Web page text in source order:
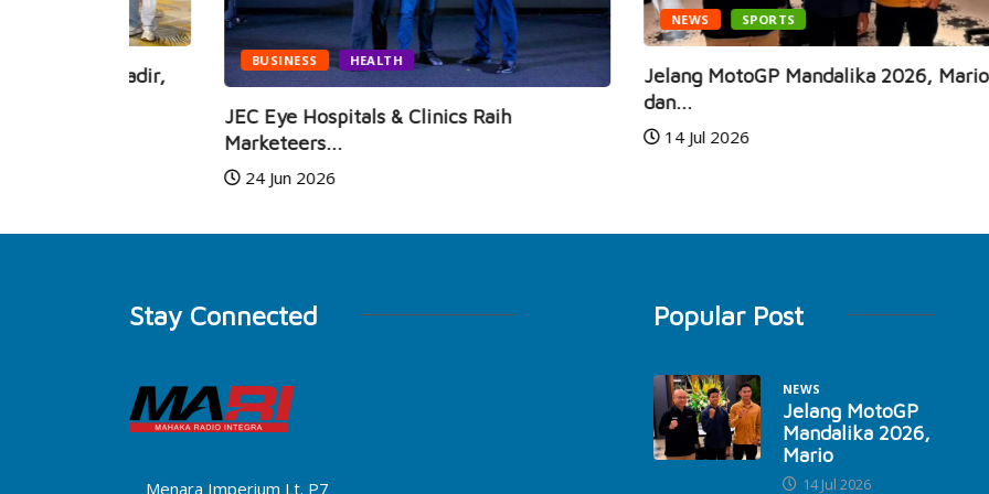
HEALTH
JEC Eye Hospitals & Clinics Raih
Marketeers...
24 Jun 2026
NEWS SPORTS
Jelang MotoGP Mandalika 2026, Mario Aji
14 Jul 2026
Stay Connected
Menara Imperium Lt. P7
Popular Post
NEWS
Jelang MotoGP
Mandalika 2026,
Mario
14 Jul 2026